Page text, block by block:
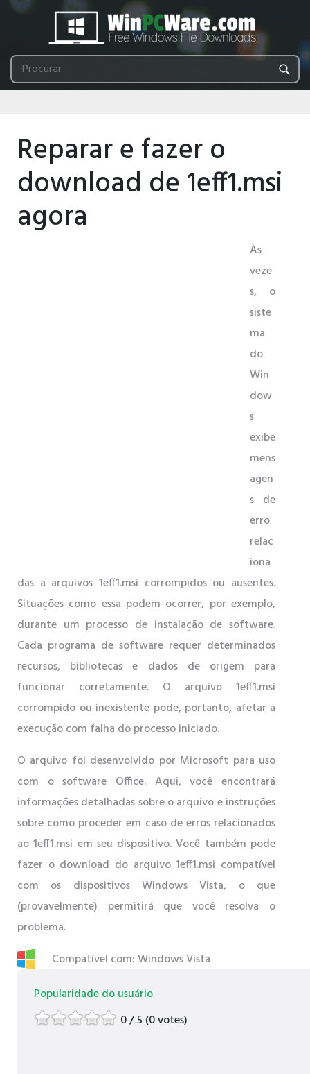
Reparar e fazer o
download de 1eff1.msi
agora
Às
veze
s, o
siste
ma
do
Win
dow
s
exibe
mens
agen
s de
erro
relac
iona
das a arquivos 1eff1.msi corrompidos ou ausentes.
Situações como essa podem ocorrer, por exemplo,
durante um processo de instalação de software.
Cada programa de software requer determinados
recursos, bibliotecas e dados de origem para
funcionar corretamente. O arquivo 1eff1.msi
corrompido ou inexistente pode, portanto, afetar a
execução com falha do processo iniciado.
O arquivo foi desenvolvido por Microsoft para uso
com o software Office. Aqui, você encontrará
informações detalhadas sobre o arquivo e instruções
sobre como proceder em caso de erros relacionados
ao 1eff1.msi em seu dispositivo. Você também pode
fazer o download do arquivo 1eff1.msi compatível
com os dispositivos Windows Vista, o que
(provavelmente) permitirá que você resolva o
problema.
Compatível com: Windows Vista
Popularidade do usuário
0 / 5 (0 votes)